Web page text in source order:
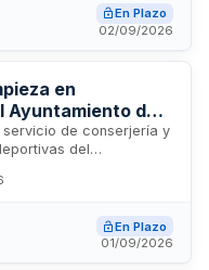
para reparaciones,
El objetivo es
por avería dentro
En Plazo
02/09/2026
en
Ayuntamiento de
y festivos
de conserjería y
del
de semana y festivos
incluye prestaciones
periódica con los
municipio. El personal
En Plazo
01/09/2026